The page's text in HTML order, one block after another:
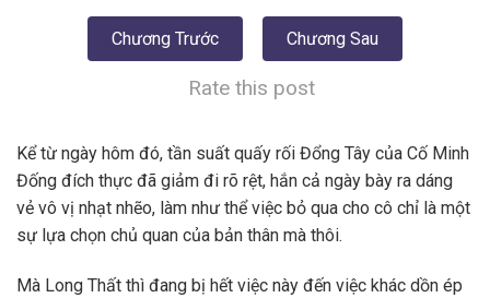
Chương Trước Chương Sau
Rate this post
Kể từ ngày hôm đó, tần suất quấy rối Đổng Tây của Cố Minh
Đống đích thực đã giảm đi rõ rệt, hắn cả ngày bày ra dáng
vẻ vô vị nhạt nhẽo, làm như thể việc bỏ qua cho cô chỉ là một
sự lựa chọn chủ quan của bản thân mà thôi.
Mà Long Thất thì đang bị hết việc này đến việc khác dồn ép